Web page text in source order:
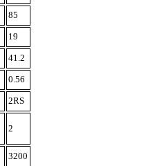
85
19
41.2
0.56
2RS
2
3200